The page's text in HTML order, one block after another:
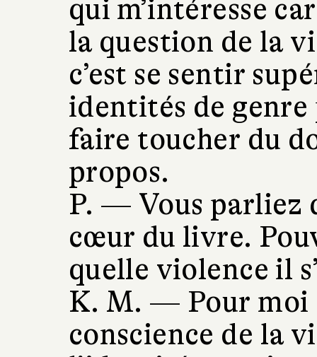
qui m’intéresse
la question de la
c’est se sentir
identités de
faire toucher du
propos.
P. — Vous parliez
cœur du livre.
quelle violence il
K. M. — Pour
conscience de la